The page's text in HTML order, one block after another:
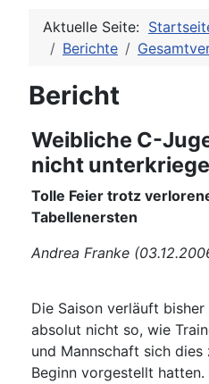
Aktuelle Seite:
Berichte
Bericht
Weibliche C-
nicht
Tolle Feier trotz
Tabellenersten
Andrea Franke
Die Saison verläuft bisher
absolut nicht so, wie
und Mannschaft sich dies
Beginn vorgestellt hatten.